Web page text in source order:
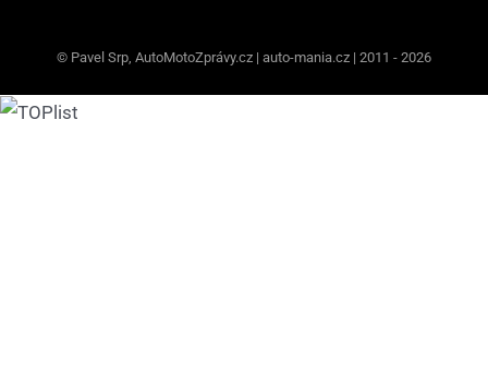
© Pavel Srp, AutoMotoZprávy.cz | auto-mania.cz | 2011 - 2026